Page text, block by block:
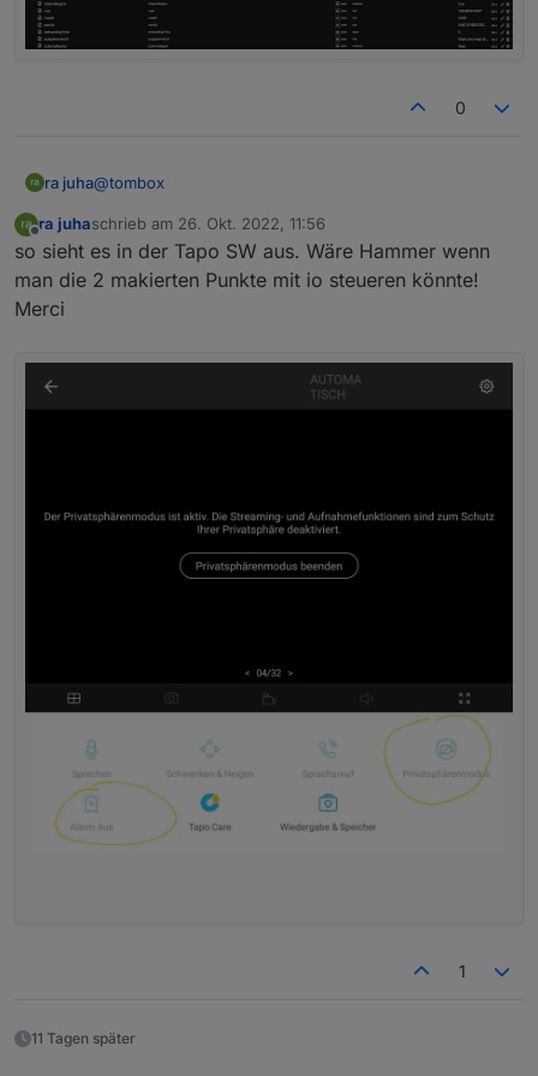
0
ra juha@tombox
Du meinst das?
Offline
ra juhaschrieb am 26. Okt. 2022, 11:56
zuletzt editiert von
so sieht es in der Tapo SW aus. Wäre Hammer wenn
man die 2 makierten Punkte mit io steueren könnte!
Merci
1
11 Tagen später